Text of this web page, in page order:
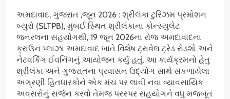
અમદાવાદ, ગુજરાત ,જૂન 2026 : શ્રીલંકા ટુરિઝમ પ્રમોશન
બ્યુરો (SLTPB), મુંબઈ સ્થિત શ્રીલંકાના કોન્સ્યુલેટ
જનરલના સહયોગથી, 19 જૂન 2026ના રોજ અમદાવાદના
ક્રાઉન પ્લાઝા અમદાવાદ ખાતે વિશેષ ટ્રાવેલ ટ્રેડ રોડશો અને
નેટવર્કિંગ ઈવનિંગનું આયોજન કર્યું હતું. આ કાર્યક્રમનો હેતુ
શ્રીલંકા અને ગુજરાતના પ્રવાસન ઉદ્યોગ સાથે સંકળાયેલા
અગ્રણી હિતધારકોને એક મંચ પર લાવી નવા વ્યાવસાયિક
અવસરોનું સર્જન કરવો તેમજ પરસ્પર સહયોગને વધુ મજબૂત